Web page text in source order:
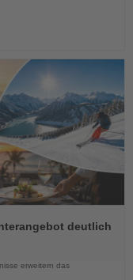
deutlich
erweitern das